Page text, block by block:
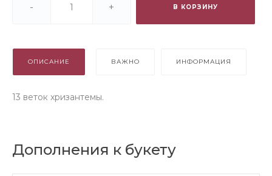
- + В КОРЗИНУ
ОПИСАНИЕ ВАЖНО ИНФОРМАЦИЯ
13 веток хризантемы.
Дополнения к букету